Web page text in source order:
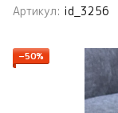
Артикул: id_3256
−50%